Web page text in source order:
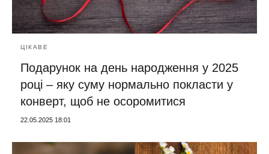
ЦІКАВЕ
Подарунок на день народження у 2025
році – яку суму нормально покласти у
конверт, щоб не осоромитися
22.05.2025 18:01